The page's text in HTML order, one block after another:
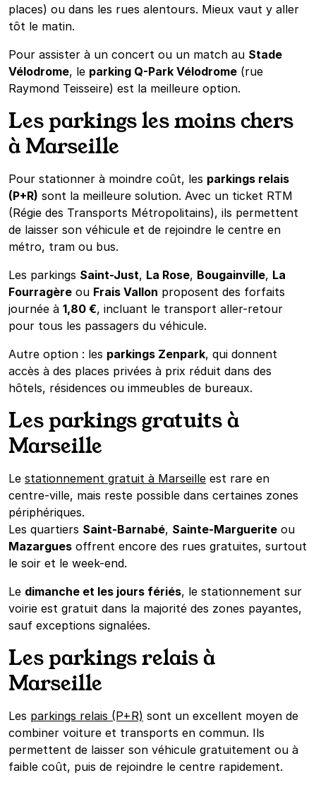
places) ou dans les rues alentours. Mieux vaut y aller
tôt le matin.
Pour assister à un concert ou un match au Stade
Vélodrome, le parking Q-Park Vélodrome (rue
Raymond Teisseire) est la meilleure option.
Les parkings les moins chers
à Marseille
Pour stationner à moindre coût, les parkings relais
(P+R) sont la meilleure solution. Avec un ticket RTM
(Régie des Transports Métropolitains), ils permettent
de laisser son véhicule et de rejoindre le centre en
métro, tram ou bus.
Les parkings Saint-Just, La Rose, Bougainville, La
Fourragère ou Frais Vallon proposent des forfaits
journée à 1,80 €, incluant le transport aller-retour
pour tous les passagers du véhicule.
Autre option : les parkings Zenpark, qui donnent
accès à des places privées à prix réduit dans des
hôtels, résidences ou immeubles de bureaux.
Les parkings gratuits à
Marseille
Le stationnement gratuit à Marseille est rare en
centre-ville, mais reste possible dans certaines zones
périphériques.
Les quartiers Saint-Barnabé, Sainte-Marguerite ou
Mazargues offrent encore des rues gratuites, surtout
le soir et le week-end.
Le dimanche et les jours fériés, le stationnement sur
voirie est gratuit dans la majorité des zones payantes,
sauf exceptions signalées.
Les parkings relais à
Marseille
Les parkings relais (P+R) sont un excellent moyen de
combiner voiture et transports en commun. Ils
permettent de laisser son véhicule gratuitement ou à
faible coût, puis de rejoindre le centre rapidement.